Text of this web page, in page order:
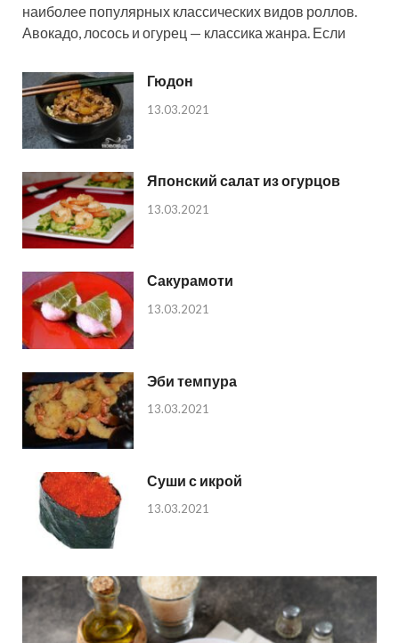
наиболее популярных классических видов роллов.
Авокадо, лосось и огурец — классика жанра. Если
Гюдон
13.03.2021
Японский салат из огурцов
13.03.2021
Сакурамоти
13.03.2021
Эби темпура
13.03.2021
Суши с икрой
13.03.2021